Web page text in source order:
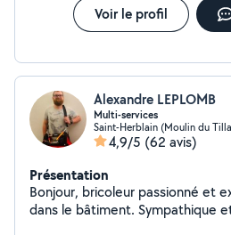
Voir le profil
Alexandre LEPLOMB
Multi-services
Saint-Herblain (Moulin du
4,9/5 (62 avis)
Présentation
Bonjour, bricoleur passionné et
dans le bâtiment. Sympathique